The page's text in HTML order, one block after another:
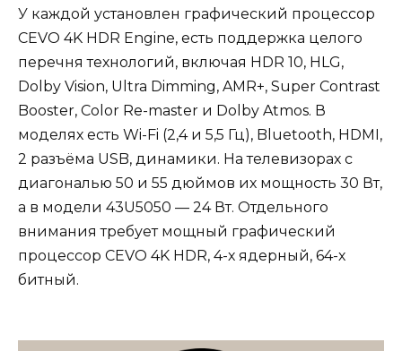
У каждой установлен графический процессор
CEVO 4K HDR Engine, есть поддержка целого
перечня технологий, включая HDR 10, HLG,
Dolby Vision, Ultra Dimming, AMR+, Super Contrast
Booster, Color Re-master и Dolby Atmos. В
моделях есть Wi-Fi (2,4 и 5,5 Гц), Bluetooth, HDMI,
2 разъёма USB, динамики. На телевизорах с
диагональю 50 и 55 дюймов их мощность 30 Вт,
а в модели 43U5050 — 24 Вт. Отдельного
внимания требует мощный графический
процессор CEVO 4K HDR, 4-х ядерный, 64-х
битный.